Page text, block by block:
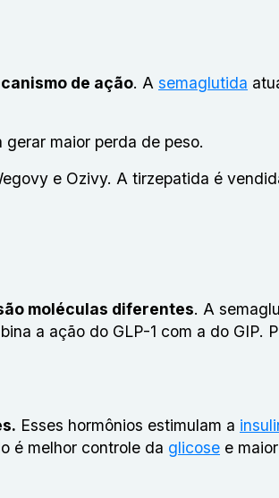
de ação. A semaglutida
maior perda de peso.
e Ozivy. A tirzepatida é
moléculas diferentes. A
a ação do GLP-1 com a do GIP.
Esses hormônios estimulam a
é melhor controle da glicose e maior